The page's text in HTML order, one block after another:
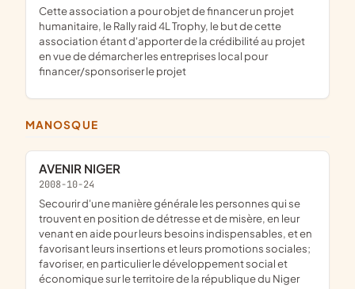
cette association a pour objet de financer un projet
humanitaire, le Rally raid 4L Trophy, le but de cette
association étant d'apporter de la crédibilité au projet
en vue de démarcher les entreprises local pour
financer/sponsoriser le projet
MANOSQUE
AVENIR NIGER
2008-10-24
secourir d'une manière générale les personnes qui se
trouvent en position de détresse et de misère, en leur
venant en aide pour leurs besoins indispensables, et en
favorisant leurs insertions et leurs promotions sociales;
favoriser, en particulier le développement social et
économique sur le territoire de la république du Niger